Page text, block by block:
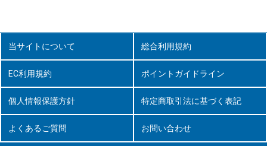
当サイトについて 総合利用規約
EC利用規約 ポイントガイドライン
個人情報保護方針 特定商取引法に基づく表記
よくあるご質問 お問い合わせ